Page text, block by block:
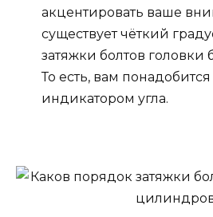
акцентировать ваше
существует чёткий
затяжки болтов
То есть, вам
индикатором угла.